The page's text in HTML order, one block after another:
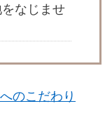
なじませ
のこだわり